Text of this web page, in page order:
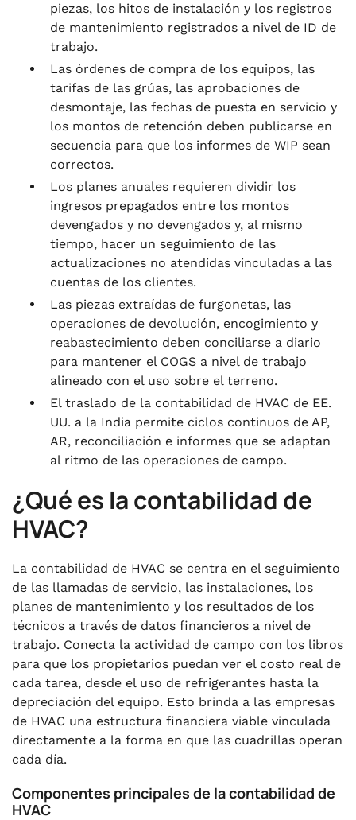
piezas, los hitos de instalación y los registros
de mantenimiento registrados a nivel de ID de
trabajo.
Las órdenes de compra de los equipos, las
tarifas de las grúas, las aprobaciones de
desmontaje, las fechas de puesta en servicio y
los montos de retención deben publicarse en
secuencia para que los informes de WIP sean
correctos.
Los planes anuales requieren dividir los
ingresos prepagados entre los montos
devengados y no devengados y, al mismo
tiempo, hacer un seguimiento de las
actualizaciones no atendidas vinculadas a las
cuentas de los clientes.
Las piezas extraídas de furgonetas, las
operaciones de devolución, encogimiento y
reabastecimiento deben conciliarse a diario
para mantener el COGS a nivel de trabajo
alineado con el uso sobre el terreno.
El traslado de la contabilidad de HVAC de EE.
UU. a la India permite ciclos continuos de AP,
AR, reconciliación e informes que se adaptan
al ritmo de las operaciones de campo.
¿Qué es la contabilidad de
HVAC?
La contabilidad de HVAC se centra en el seguimiento
de las llamadas de servicio, las instalaciones, los
planes de mantenimiento y los resultados de los
técnicos a través de datos financieros a nivel de
trabajo. Conecta la actividad de campo con los libros
para que los propietarios puedan ver el costo real de
cada tarea, desde el uso de refrigerantes hasta la
depreciación del equipo. Esto brinda a las empresas
de HVAC una estructura financiera viable vinculada
directamente a la forma en que las cuadrillas operan
cada día.
Componentes principales de la contabilidad de
HVAC